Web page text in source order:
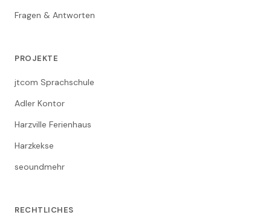
Fragen & Antworten
PROJEKTE
jtcom Sprachschule
Adler Kontor
Harzville Ferienhaus
Harzkekse
seoundmehr
RECHTLICHES